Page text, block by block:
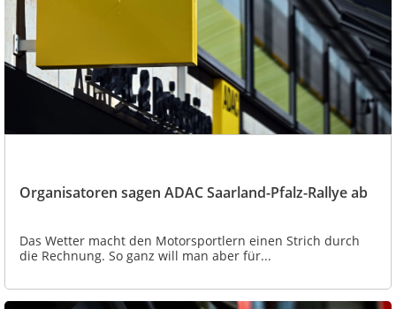
Organisatoren sagen ADAC Saarland-Pfalz-Rallye ab
Das Wetter macht den Motorsportlern einen Strich durch
die Rechnung. So ganz will man aber für...